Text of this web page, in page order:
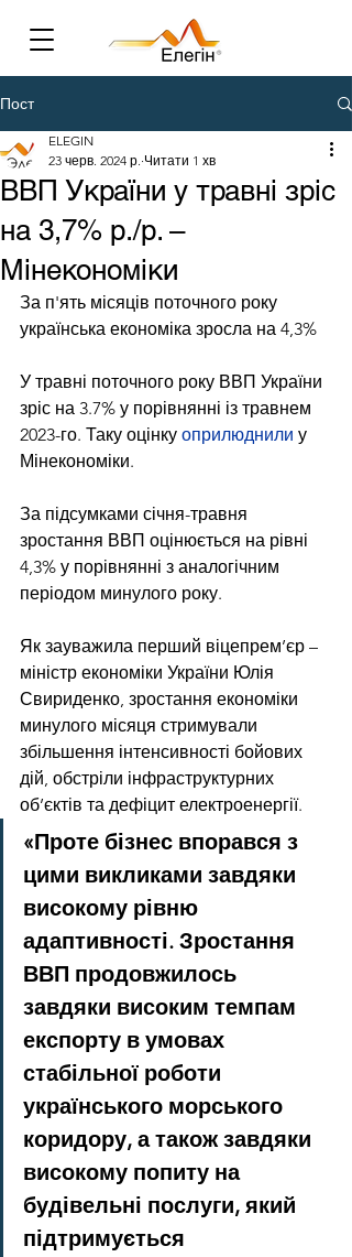
Пост
ВВП України у травні зріс
на 3,7% р./р. –
Мінекономіки
ELEGIN
23 черв. 2024 р. Читати 1 хв
За п'ять місяців поточного року
українська економіка зросла на 4,3%
У травні поточного року ВВП України
зріс на 3.7% у порівнянні із травнем
2023-го. Таку оцінку оприлюднили у
Мінекономіки.
За підсумками січня-травня
зростання ВВП оцінюється на рівні
4,3% у порівнянні з аналогічним
періодом минулого року.
Як зауважила перший віцепрем’єр –
міністр економіки України Юлія
Свириденко, зростання економіки
минулого місяця стримували
збільшення інтенсивності бойових
дій, обстріли інфраструктурних
об’єктів та дефіцит електроенергії.
«Проте бізнес впорався з
цими викликами завдяки
високому рівню
адаптивності. Зростання
ВВП продовжилось
завдяки високим темпам
експорту в умовах
стабільної роботи
українського морського
коридору, а також завдяки
високому попиту на
будівельні послуги, який
підтримується